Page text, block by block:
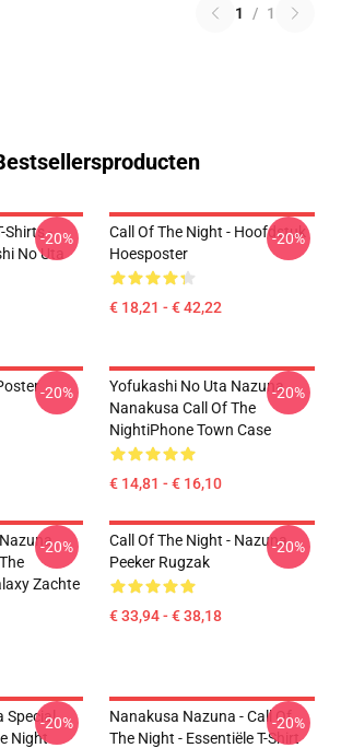
1 / 1
Shirts -
No Uta
-20%
Call Of The Night - Hoofdstuk
Hoesposter
€ 18,21 - € 42,22
-20%
-20%
Yofukashi No Uta Nazuna
Nanakusa Call Of The
NightiPhone Town Case
€ 14,81 - € 16,10
-20%
Zachte
-20%
Call Of The Night - Nazuna
Peeker Rugzak
€ 33,94 - € 38,18
-20%
Special
Night
-20%
Nanakusa Nazuna - Call Of
The Night - Essentiële T-Shirt
-20%